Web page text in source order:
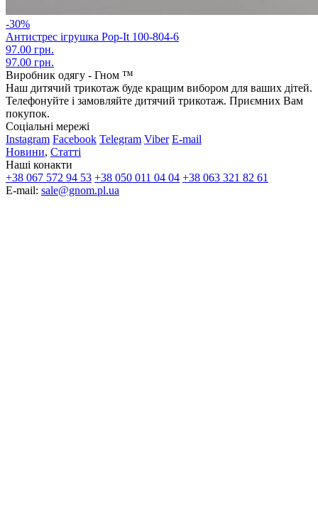
-30%
Антистрес ігрушка Pop-It 100-804-6
97.00 грн.
97.00 грн.
Виробник одягу - Гном ™
Наш дитячий трикотаж буде кращим вибором для ваших дітей.
Телефонуйте і замовляйте дитячий трикотаж. Приємних Вам
покупок.
Соціальні мережі
Instagram Facebook Telegram Viber E-mail
Новини, Статті
Наші конакти
+38 067 572 94 53 +38 050 011 04 04 +38 063 321 82 61
E-mail: sale@gnom.pl.ua